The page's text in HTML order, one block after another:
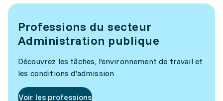
Professions du secteur
Administration publique
Découvrez les tâches, l’environnement de travail et
les conditions d'admission
Voir les professions